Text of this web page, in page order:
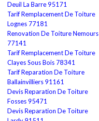
Deuil La Barre 95171
Tarif Remplacement De Toiture
Lognes 77181
Renovation De Toiture Nemours
77141
Tarif Remplacement De Toiture
Clayes Sous Bois 78341
Tarif Reparation De Toiture
Ballainvilliers 91161
Devis Reparation De Toiture
Fosses 95471
Devis Reparation De Toiture